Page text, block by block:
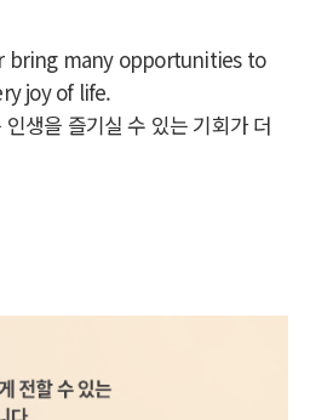
bring many opportunities to
joy of life.
생을 즐기실 수 있는 기회가 더